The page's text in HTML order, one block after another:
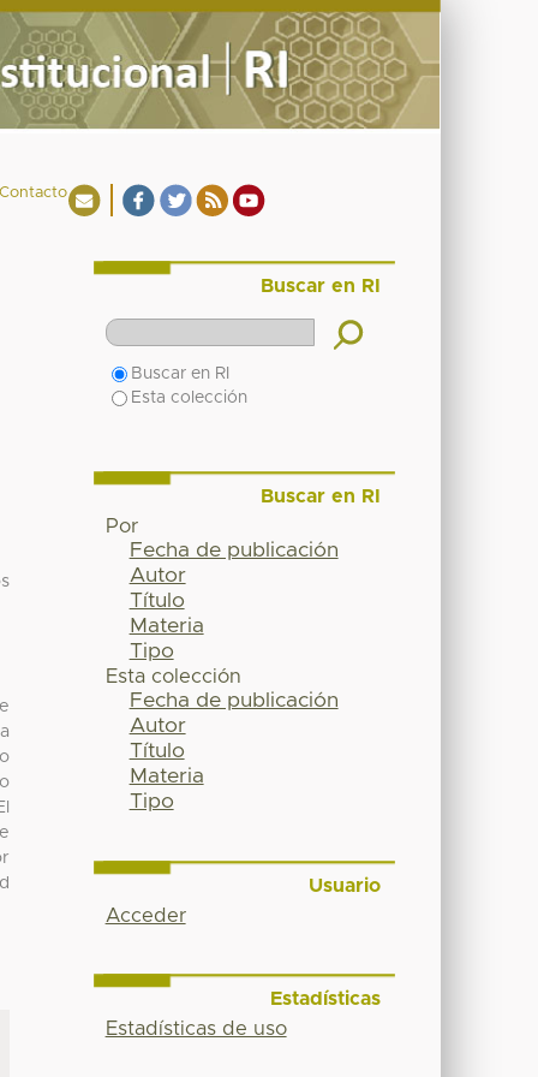
Buscar en RI
Buscar en RI
Esta colección
Buscar en RI
Por
Fecha de publicación
Autor
Título
Materia
Tipo
Esta colección
Fecha de publicación
Autor
Título
Materia
Tipo
Usuario
Acceder
Estadísticas
Estadísticas de uso